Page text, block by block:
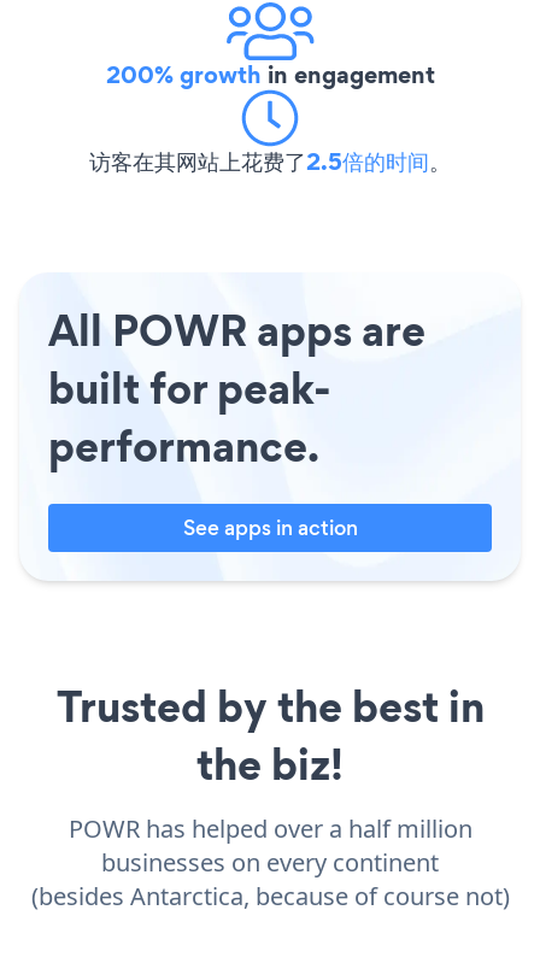
200% growth in engagement
访客在其网站上花费了2.5倍的时间。
All POWR apps are
built for peak-
performance.
See apps in action
Trusted by the best in
the biz!
POWR has helped over a half million
businesses on every continent
(besides Antarctica, because of course not)